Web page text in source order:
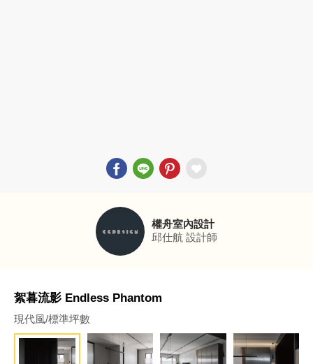
權舟室內設計
邱仕航 設計師
絮暮流影 Endless Phantom
現代風/標準坪數